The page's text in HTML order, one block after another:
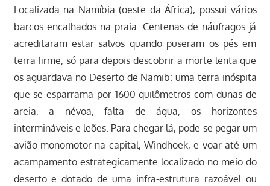
Localizada na Namíbia (oeste da África), possui vários
barcos encalhados na praia. Centenas de náufragos já
acreditaram estar salvos quando puseram os pés em
terra firme, só para depois descobrir a morte lenta que
os aguardava no Deserto de Namib: uma terra inóspita
que se esparrama por 1600 quilômetros com dunas de
areia, a névoa, falta de água, os horizontes
intermináveis e leões. Para chegar lá, pode-se pegar um
avião monomotor na capital, Windhoek, e voar até um
acampamento estrategicamente localizado no meio do
deserto e dotado de uma infra-estrutura razoável ou